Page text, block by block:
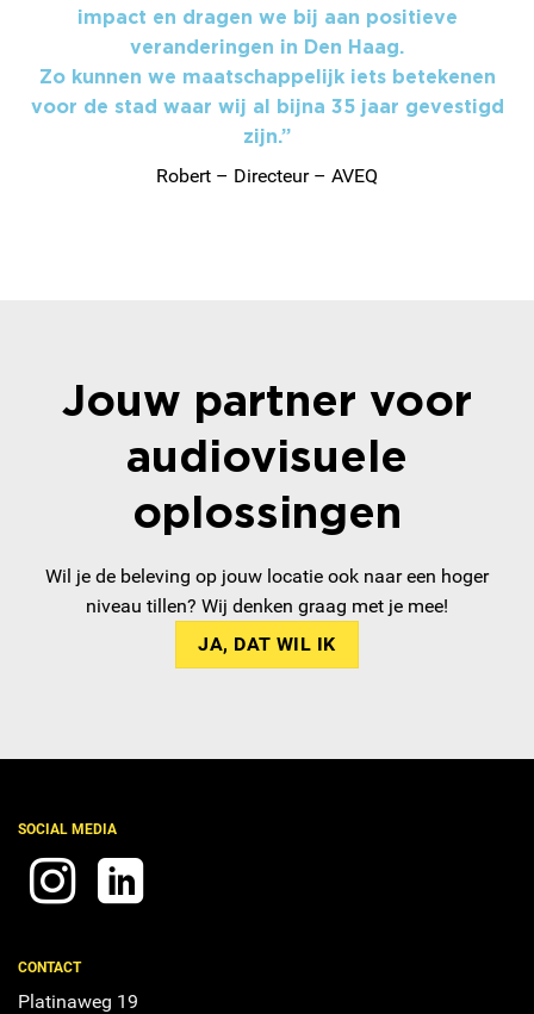
impact en dragen we bij aan positieve
veranderingen in Den Haag.
Zo kunnen we maatschappelijk iets betekenen
voor de stad waar wij al bijna 35 jaar gevestigd
zijn.”
Robert – Directeur – AVEQ
Jouw partner voor
audiovisuele
oplossingen
Wil je de beleving op jouw locatie ook naar een hoger
niveau tillen? Wij denken graag met je mee!
JA, DAT WIL IK
SOCIAL MEDIA
CONTACT
Platinaweg 19